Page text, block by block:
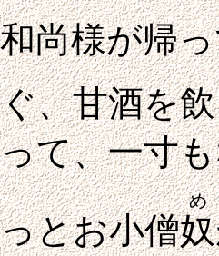
尚様が帰
、甘酒を
て、一寸
とお小僧奴
め